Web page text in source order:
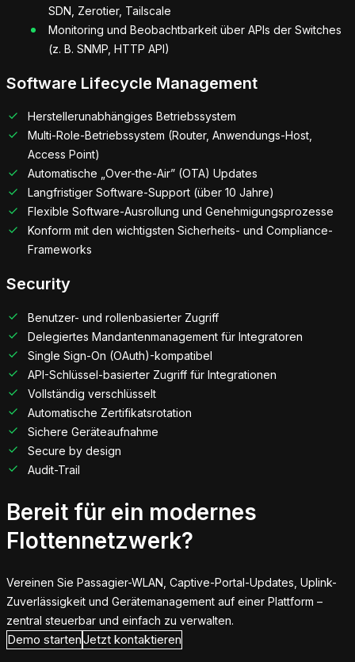
SDN, Zerotier, Tailscale
Monitoring und Beobachtbarkeit über APIs der Switches
(z. B. SNMP, HTTP API)
Software Lifecycle Management
Herstellerunabhängiges Betriebssystem
Multi-Role-Betriebssystem (Router, Anwendungs-Host,
Access Point)
Automatische „Over-the-Air” (OTA) Updates
Langfristiger Software-Support (über 10 Jahre)
Flexible Software-Ausrollung und Genehmigungsprozesse
Konform mit den wichtigsten Sicherheits- und Compliance-
Frameworks
Security
Benutzer- und rollenbasierter Zugriff
Delegiertes Mandantenmanagement für Integratoren
Single Sign-On (OAuth)-kompatibel
API-Schlüssel-basierter Zugriff für Integrationen
Vollständig verschlüsselt
Automatische Zertifikatsrotation
Sichere Geräteaufnahme
Secure by design
Audit-Trail
Bereit für ein modernes
Flottennetzwerk?
Vereinen Sie Passagier-WLAN, Captive-Portal-Updates, Uplink-
Zuverlässigkeit und Gerätemanagement auf einer Plattform –
zentral steuerbar und einfach zu verwalten.
Demo startenJetzt kontaktieren